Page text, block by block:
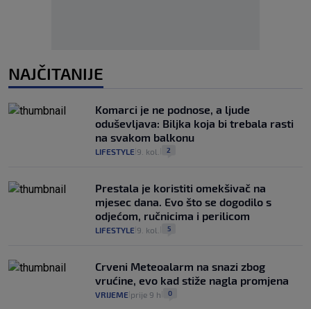
NAJČITANIJE
Komarci je ne podnose, a ljude
oduševljava: Biljka koja bi trebala rasti
na svakom balkonu
LIFESTYLE 9. kol. 2
Prestala je koristiti omekšivač na
mjesec dana. Evo što se dogodilo s
odjećom, ručnicima i perilicom
LIFESTYLE 9. kol. 5
Crveni Meteoalarm na snazi zbog
vrućine, evo kad stiže nagla promjena
VRIJEME prije 9 h 0